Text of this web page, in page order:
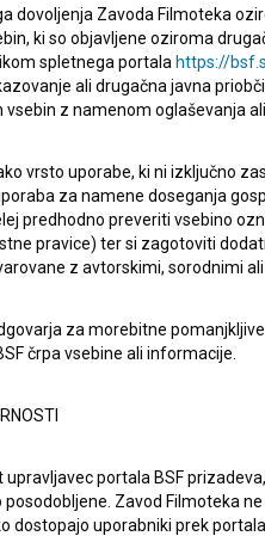
umetnosti Univerze
filma v Ljubljani
Posebej nas veseli, da
kar potrjuje
izmenjave razumemo kot
obeh držav ter kot
pobude. V času, ko
pomen regionalnega
ogledalo tudi filmaVude,
film Ova dobra zemlja
dovoljenja Zavoda Filmoteka
ki so objavljene oziroma
spletnega portala https://
ali drugačna javna
z namenom oglaševanja
vrsto uporabe, ki ni izključno
za namene doseganja
predhodno preveriti vsebino
pravice) ter si zagotoviti
z avtorskimi, sorodnimi
za morebitne
črpa vsebine ali informacije.
upravljavec portala BSF
posodobljene. Zavod Filmoteka
dostopajo uporabniki prek portala